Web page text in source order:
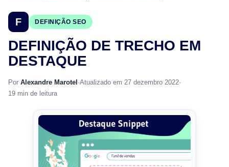
F DEFINIÇÃO SEO
DEFINIÇÃO DE TRECHO EM
DESTAQUE
Por Alexandre Marotel ·Atualizado em 27 dezembro 2022·
19 min de leitura